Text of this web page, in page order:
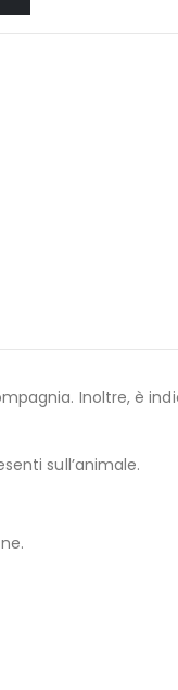
Inoltre, è
sull’animale.